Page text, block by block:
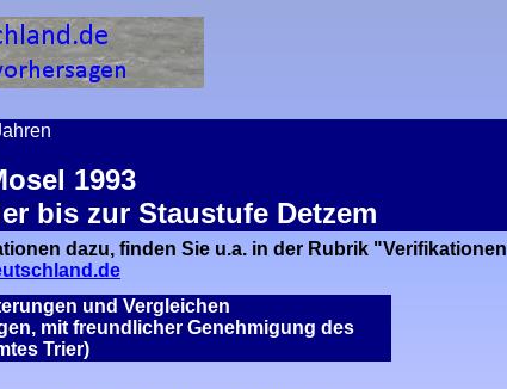
1993
bis zur Staustufe Detzem
dazu, finden Sie u.a. in der Rubrik "Verifikationen
und Vergleichen
mit freundlicher Genehmigung des
Trier)